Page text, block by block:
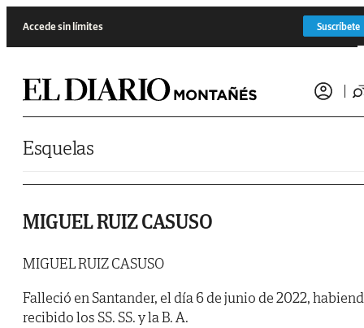
Accede sin límites Suscríbete
Esquelas
MIGUEL RUIZ CASUSO
MIGUEL RUIZ CASUSO
Falleció en Santander, el día 6 de junio de 2022,
recibido los SS. SS. y la B. A.